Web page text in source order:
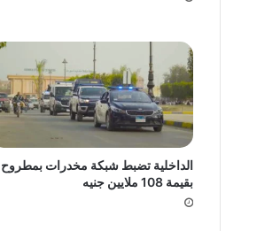
الداخلية تضبط شبكة مخدرات بمطروح
بقيمة 108 ملايين جنيه